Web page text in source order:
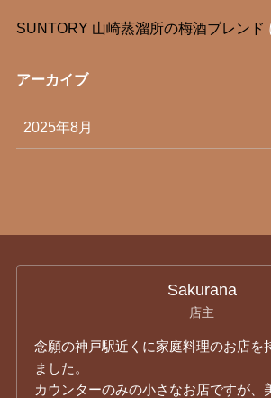
SUNTORY 山崎蒸溜所の梅酒ブレンド
アーカイブ
2025年8月
Sakurana
店主
念願の神戸駅近くに家庭料理のお店を
ました。
カウンターのみの小さなお店ですが、